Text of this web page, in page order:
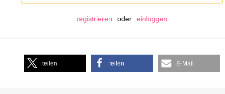
registrieren oder einloggen
teilen teilen E-Mail